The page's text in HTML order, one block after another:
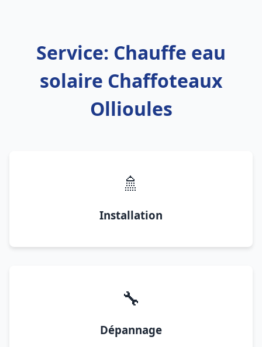
Service: Chauffe eau
solaire Chaffoteaux
Ollioules
🚿
Installation
🔧
Dépannage